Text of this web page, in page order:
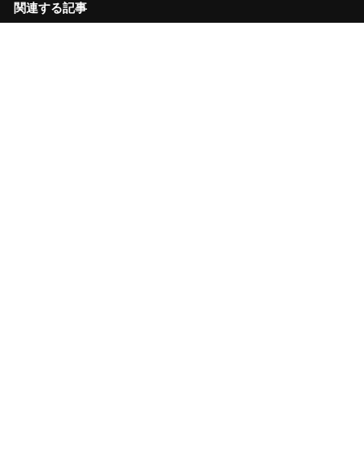
関連する記事